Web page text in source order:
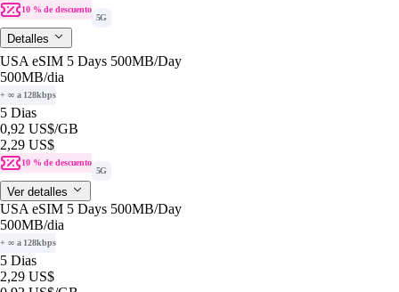
10 % de descuento
5G
Detalles
USA eSIM 5 Days 500MB/Day
500MB/dia
+ ∞ a 128kbps
5 Dias
0,92 US$/GB
2,29 US$
10 % de descuento
5G
Ver detalles
USA eSIM 5 Days 500MB/Day
500MB/dia
+ ∞ a 128kbps
5 Dias
2,29 US$